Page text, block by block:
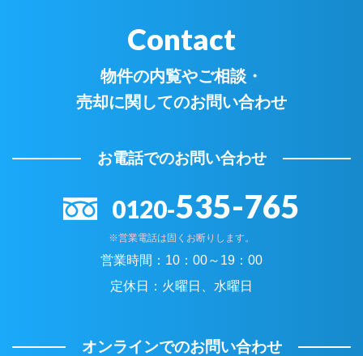
Contact
物件の内覧やご相談・
売却に関してのお問い合わせ
お電話でのお問い合わせ
0120-535-765
※営業電話は固くお断りします。
営業時間： 10：00～19：00
定休日： 火曜日、水曜日
オンラインでのお問い合わせ